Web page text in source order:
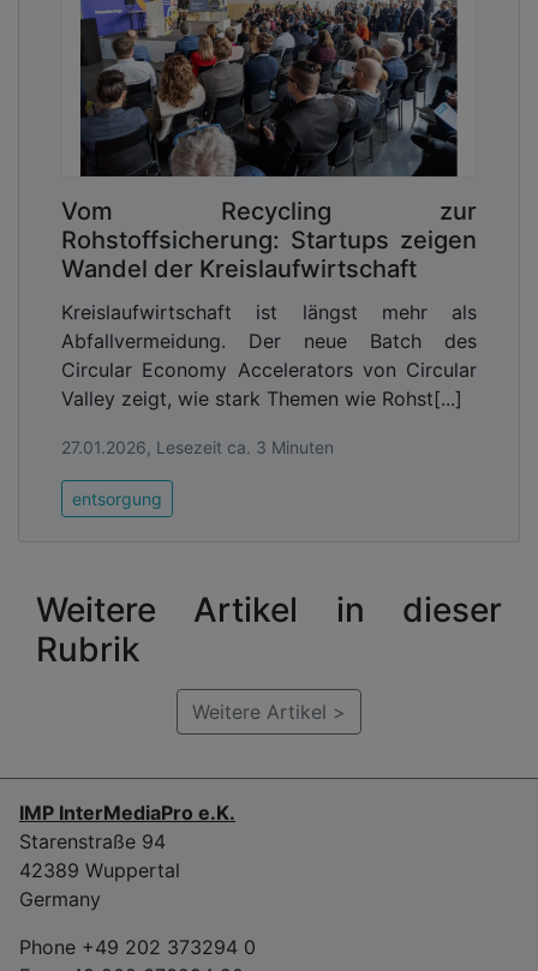
Vom Recycling zur
Rohstoffsicherung: Startups zeigen
Wandel der Kreislaufwirtschaft
Kreislaufwirtschaft ist längst mehr als
Abfallvermeidung. Der neue Batch des
Circular Economy Accelerators von Circular
Valley zeigt, wie stark Themen wie Rohst[...]
27.01.2026, Lesezeit ca. 3 Minuten
entsorgung
Weitere Artikel in dieser
Rubrik
Weitere Artikel >
IMP InterMediaPro e.K.
Starenstraße 94
42389 Wuppertal
Germany
Phone +49 202 373294 0